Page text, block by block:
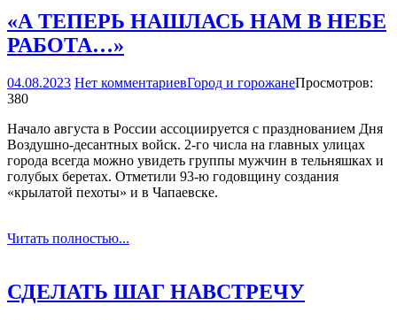
«А ТЕПЕРЬ НАШЛАСЬ НАМ В НЕБЕ
РАБОТА…»
04.08.2023 Нет комментариевГород и горожанеПросмотров:
380
Начало августа в России ассоциируется с празднованием Дня
Воздушно-десантных войск. 2-го числа на главных улицах
города всегда можно увидеть группы мужчин в тельняшках и
голубых беретах. Отметили 93-ю годовщину создания
«крылатой пехоты» и в Чапаевске.
Читать полностью...
СДЕЛАТЬ ШАГ НАВСТРЕЧУ